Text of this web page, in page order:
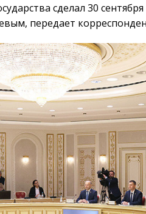
сделал 30
передает